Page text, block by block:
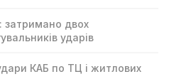
затримано двох
ударів
КАБ по ТЦ і житлових